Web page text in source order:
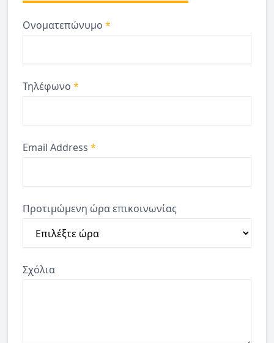
Ονοματεπώνυμο *
Τηλέφωνο *
Email Address *
Προτιμώμενη ώρα επικοινωνίας
Σχόλια